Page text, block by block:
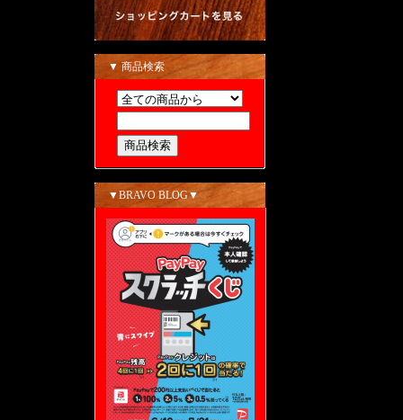
▼ 商品検索
▼BRAVO BLOG▼